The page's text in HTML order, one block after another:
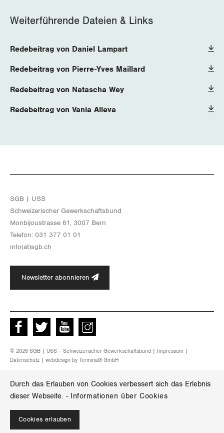
Durch das Erlauben von Cookies verbessert sich das Erlebnis
dieser Webseite. - Informationen über Cookies
Cookies erlauben
Weiterführende Dateien & Links
Redebeitrag von Daniel Lampart
Redebeitrag von Pierre-Yves Maillard
Redebeitrag von Natascha Wey
Redebeitrag von Vania Alleva
SGB | USS
Schwei­ze­ri­scher Ge­werk­schafts­bund
Mon­bi­joustras­se 61, 3007 Bern
Te­le­fon: 031 377 01 01
info(at)​sgb.​ch
Newsletter abonnieren
Facebook Twitter Youtube instagram
© 2026 SGB | USS – Schweizerischer Gewerkschaftsbund | Impressum
Datenschutz | webdesign by Terminal8 GmbH